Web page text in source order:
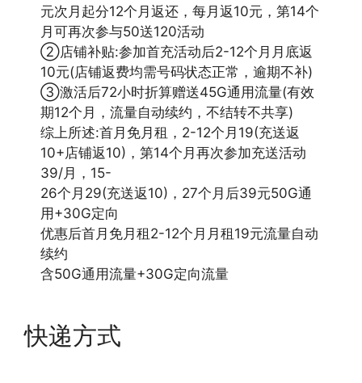
元次月起分12个月返还，每月返10元，第14个
月可再次参与50送120活动
②店铺补贴:参加首充活动后2-12个月月底返
10元(店铺返费均需号码状态正常，逾期不补)
③激活后72小时折算赠送45G通用流量(有效
期12个月，流量自动续约，不结转不共享)
综上所述:首月免月租，2-12个月19(充送返
10+店铺返10)，第14个月再次参加充送活动
39/月，15-
26个月29(充送返10)，27个月后39元50G通
用+30G定向
优惠后首月免月租2-12个月月租19元流量自动
续约
含50G通用流量+30G定向流量
快递方式